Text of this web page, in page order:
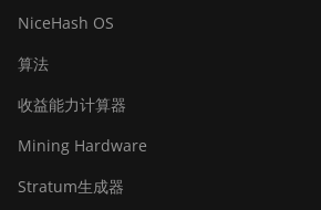
NiceHash OS
算法
收益能力计算器
Mining Hardware
Stratum生成器